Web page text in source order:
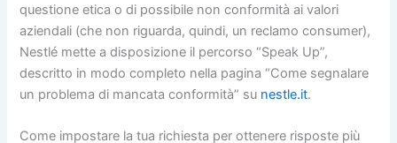
questione etica o di possibile non conformità ai valori
aziendali (che non riguarda, quindi, un reclamo consumer),
Nestlé mette a disposizione il percorso “Speak Up”,
descritto in modo completo nella pagina “Come segnalare
un problema di mancata conformità” su nestle.it.
Come impostare la tua richiesta per ottenere risposte più